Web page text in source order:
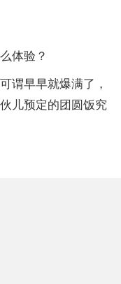
体验？
谓早早就爆满了，
儿预定的团圆饭究